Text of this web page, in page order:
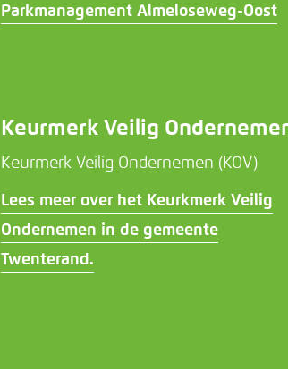
Parkmanagement Almeloseweg-Oost
Keurmerk Veilig
Keurmerk Veilig Ondernemen (KOV)
Lees meer over het Keurkmerk Veilig
Ondernemen in de gemeente
Twenterand.